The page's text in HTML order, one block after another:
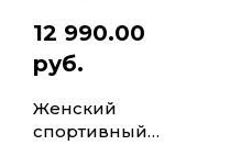
12 990.00
руб.
Женский
спортивный